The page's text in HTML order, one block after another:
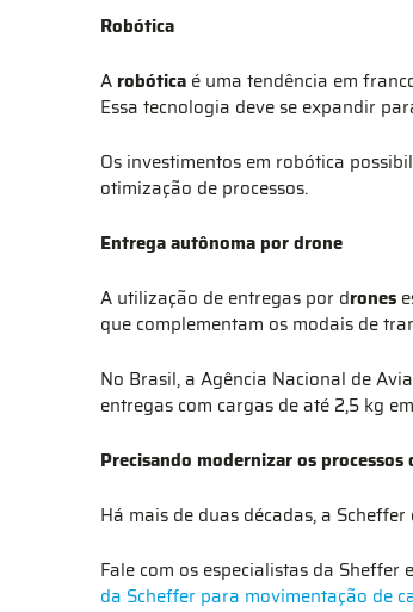
Robótica
A robótica é uma tendência em
Essa tecnologia deve se expandir
Os investimentos em robótica
otimização de processos.
Entrega autônoma por drone
A utilização de entregas por drones
que complementam os modais de
No Brasil, a Agência Nacional de
entregas com cargas de até 2,5 kg
Precisando modernizar os
Há mais de duas décadas, a
Fale com os especialistas da
da Scheffer para movimentação de